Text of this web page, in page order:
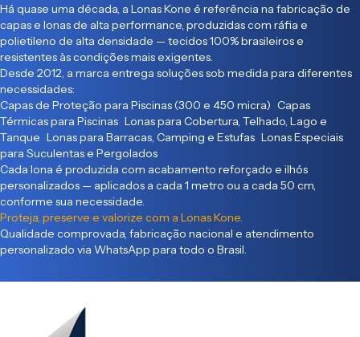
Há quase uma década, a Lonas Kone é referência na fabricação de
capas e lonas de alta performance, produzidas com ráfia e
polietileno de alta densidade — tecidos 100% brasileiros e
resistentes às condições mais exigentes.
Desde 2012, a marca entrega soluções sob medida para diferentes
necessidades:
Capas de Proteção para Piscinas (300 e 450 micra) Capas
Térmicas para Piscinas Lonas para Cobertura, Telhado, Lago e
Tanque Lonas para Barracas, Camping e Estufas Lonas Especiais
para Suculentas e Pergolados
Cada lona é produzida com acabamento reforçado e ilhós
personalizados — aplicados a cada 1 metro ou a cada 50 cm,
conforme sua necessidade.
Proteja, preserve e valorize com a Lonas Kone.
Qualidade comprovada, fabricação nacional e atendimento
personalizado via WhatsApp para todo o Brasil.